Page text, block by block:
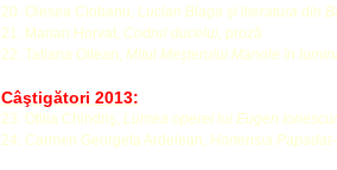
20. Olesea Ciobanu, Lucian Blaga şi literatura din
21. Marian Horvat, Codrul ducelui, proză
22. Tatiana Oltean, Mitul Meşterului Manole în
Câştigători 2013:
23. Otilia Chindriş, Lumea operei lui Eugen Ionescu/
24. Carmen Georgeta Ardelean, Hortensia